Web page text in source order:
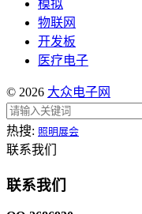
模拟
物联网
开发板
医疗电子
© 2026 大众电子网
热搜: 照明展会
联系我们
联系我们